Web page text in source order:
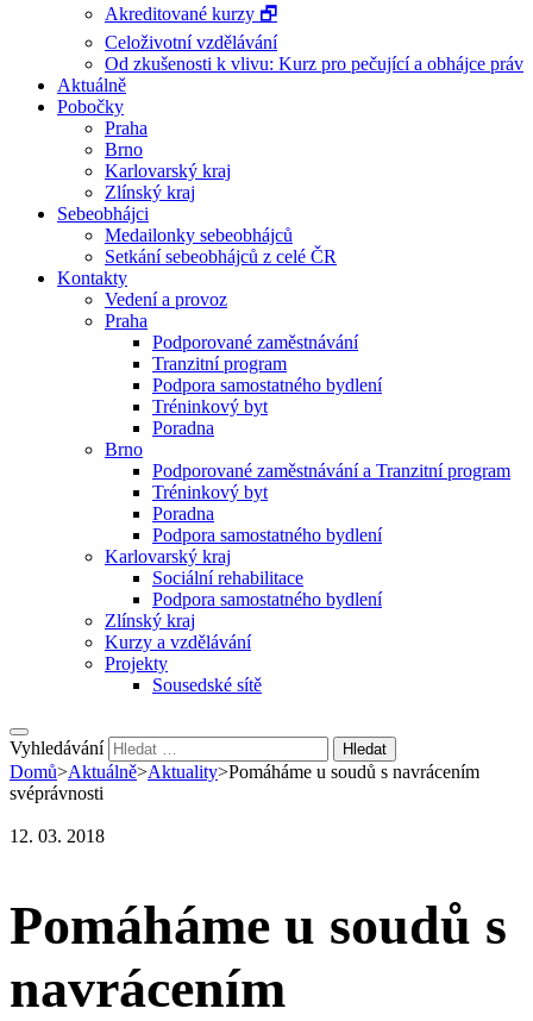
Akreditované kurzy 🗗
Celoživotní vzdělávání
Od zkušenosti k vlivu: Kurz pro pečující a obhájce práv
Aktuálně
Pobočky
Praha
Brno
Karlovarský kraj
Zlínský kraj
Sebeobhájci
Medailonky sebeobhájců
Setkání sebeobhájců z celé ČR
Kontakty
Vedení a provoz
Praha
Podporované zaměstnávání
Tranzitní program
Podpora samostatného bydlení
Tréninkový byt
Poradna
Brno
Podporované zaměstnávání a Tranzitní program
Tréninkový byt
Poradna
Podpora samostatného bydlení
Karlovarský kraj
Sociální rehabilitace
Podpora samostatného bydlení
Zlínský kraj
Kurzy a vzdělávání
Projekty
Sousedské sítě
Vyhledávání
Domů>Aktuálně>Aktuality>Pomáháme u soudů s navrácením
svéprávnosti
12. 03. 2018
Pomáháme u soudů s
navrácením